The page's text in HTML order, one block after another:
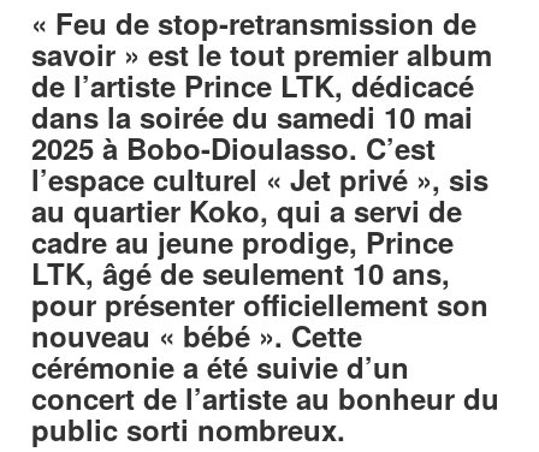
« Feu de stop-retransmission de
savoir » est le tout premier album
de l’artiste Prince LTK, dédicacé
dans la soirée du samedi 10 mai
2025 à Bobo-Dioulasso. C’est
l’espace culturel « Jet privé », sis
au quartier Koko, qui a servi de
cadre au jeune prodige, Prince
LTK, âgé de seulement 10 ans,
pour présenter officiellement son
nouveau « bébé ». Cette
cérémonie a été suivie d’un
concert de l’artiste au bonheur du
public sorti nombreux.